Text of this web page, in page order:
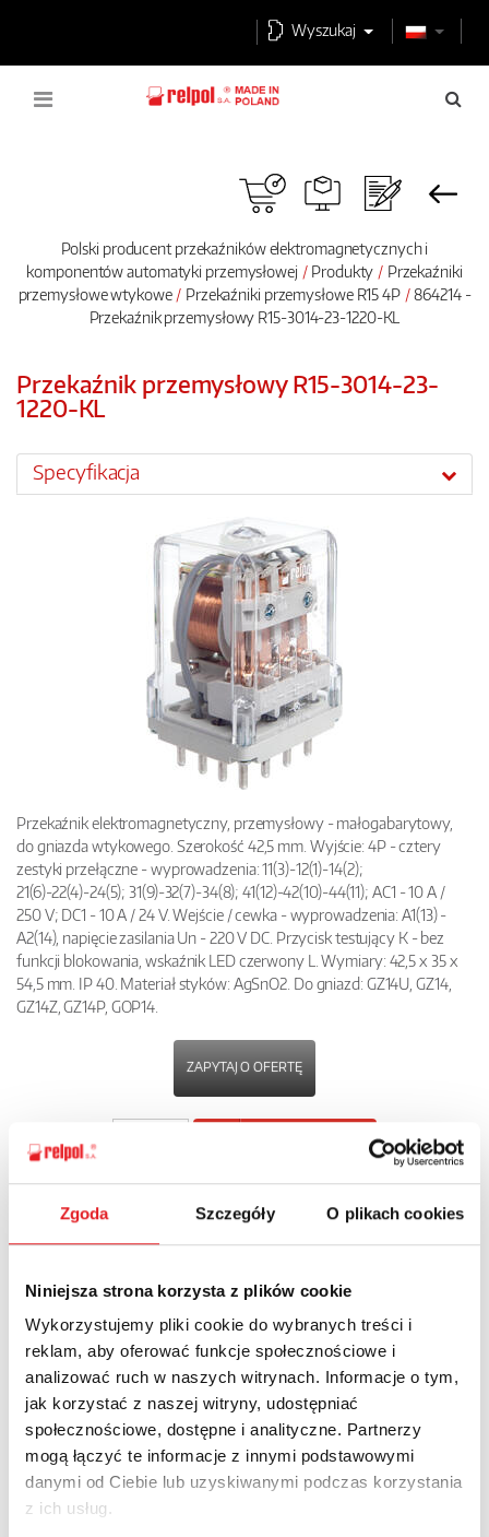
Zgoda Szczegóły O plikach cookies
Niniejsza strona korzysta z plików cookie
Wykorzystujemy pliki cookie do wybranych treści i
reklam, aby oferować funkcje społecznościowe i
analizować ruch w naszych witrynach. Informacje o tym,
jak korzystać z naszej witryny, udostępniać
społecznościowe, dostępne i analityczne. Partnerzy
mogą łączyć te informacje z innymi podstawowymi
danymi od Ciebie lub uzyskiwanymi podczas korzystania
z ich usług.
Wyszukaj
Polski producent przekaźników elektromagnetycznych i
komponentów automatyki przemysłowej
Produkty
Przekaźniki
przemysłowe wtykowe
Przekaźniki przemysłowe R15 4P
864214 -
Przekaźnik przemysłowy R15-3014-23-1220-KL
Przekaźnik przemysłowy R15-3014-23-
1220-KL
Specyfikacja
Przekaźnik elektromagnetyczny, przemysłowy - małogabarytowy,
do gniazda wtykowego. Szerokość 42,5 mm. Wyjście: 4P - cztery
zestyki przełączne - wyprowadzenia: 11(3)-12(1)-14(2);
21(6)-22(4)-24(5); 31(9)-32(7)-34(8); 41(12)-42(10)-44(11); AC1 - 10 A /
250 V; DC1 - 10 A / 24 V. Wejście / cewka - wyprowadzenia: A1(13) -
A2(14), napięcie zasilania Un - 220 V DC. Przycisk testujący K - bez
funkcji blokowania, wskaźnik LED czerwony L. Wymiary: 42,5 x 35 x
54,5 mm. IP 40. Materiał styków: AgSnO2. Do gniazd: GZ14U, GZ14,
GZ14Z, GZ14P, GOP14.
ZAPYTAJ O OFERTĘ
POWRÓT
Zapytaj o szczegóły oferty
Imię i nazwisko: *
Adres e-mail: *